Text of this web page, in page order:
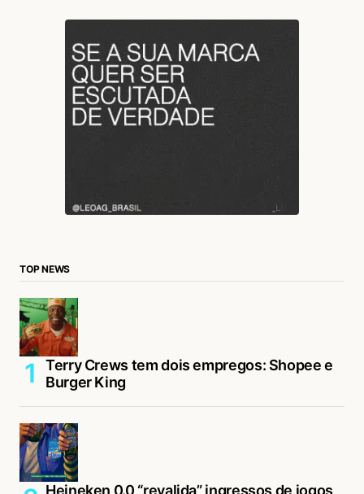
TOP NEWS
Terry Crews tem dois empregos: Shopee e
Burger King
Heineken 0.0 “revalida” ingressos de jogos